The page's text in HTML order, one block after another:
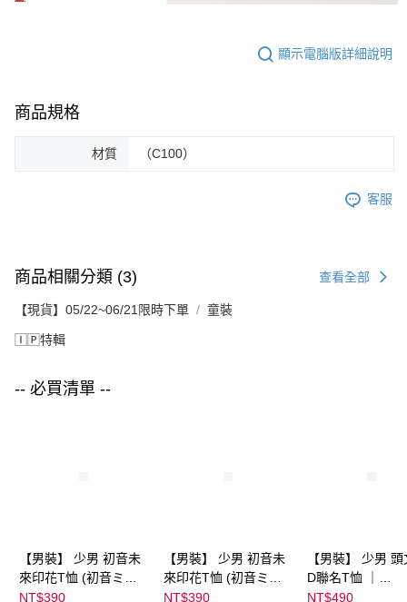
顯示電腦版詳細說明
商品規格
材質 （C100）
客服
商品相關分類 (3) 查看全部
【現貨】05/22~06/21限時下單 童裝
🄸🄿特輯
-- 必買清單 --
【男裝】 少男 初音未
來印花T恤 (初音ミク)
｜
NT$390
【男裝】 少男 初音未
來印花T恤 (初音ミク)
｜
NT$390
【男裝】 少男
D聯名T恤 ｜
NT$490